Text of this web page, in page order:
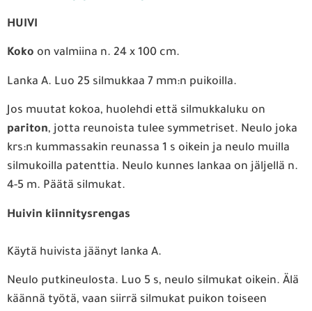
HUIVI
Koko on valmiina n. 24 x 100 cm.
Lanka A. Luo 25 silmukkaa 7 mm:n puikoilla.
Jos muutat kokoa, huolehdi että silmukkaluku on
pariton, jotta reunoista tulee symmetriset. Neulo joka
krs:n kummassakin reunassa 1 s oikein ja neulo muilla
silmukoilla patenttia. Neulo kunnes lankaa on jäljellä n.
4-5 m. Päätä silmukat.
Huivin kiinnitysrengas
Käytä huivista jäänyt lanka A.
Neulo putkineulosta. Luo 5 s, neulo silmukat oikein. Älä
käännä työtä, vaan siirrä silmukat puikon toiseen